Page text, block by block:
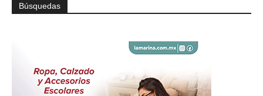
Búsquedas